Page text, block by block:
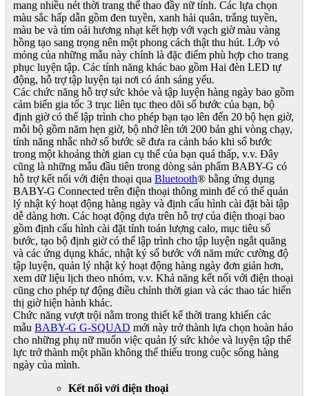
mang nhiều nét thời trang thể thao đầy nữ tính. Các lựa chọn
màu sắc hấp dẫn gồm đen tuyền, xanh hải quân, trắng tuyền,
màu be và tím oải hương nhạt kết hợp với vạch giờ màu vàng
hồng tạo sang trọng nên một phong cách thật thu hút. Lớp vỏ
mỏng của những mẫu này chính là đặc điểm phù hợp cho trang
phục luyện tập. Các tính năng khác bao gồm Hai đèn LED tự
động, hỗ trợ tập luyện tại nơi có ánh sáng yếu.
Các chức năng hỗ trợ sức khỏe và tập luyện hàng ngày bao gồm
cảm biến gia tốc 3 trục liên tục theo dõi số bước của bạn, bộ
định giờ có thể lập trình cho phép bạn tạo lên đến 20 bộ hẹn giờ,
mỗi bộ gồm năm hẹn giờ, bộ nhớ lên tới 200 bản ghi vòng chạy,
tính năng nhắc nhở số bước sẽ đưa ra cảnh báo khi số bước
trong một khoảng thời gian cụ thể của bạn quá thấp, v.v. Đây
cũng là những mẫu đầu tiên trong dòng sản phẩm BABY-G có
hỗ trợ kết nối với điện thoại qua Bluetooth® bằng ứng dụng
BABY-G Connected trên điện thoại thông minh để có thể quản
lý nhật ký hoạt động hàng ngày và định cấu hình cài đặt bài tập
dễ dàng hơn. Các hoạt động dựa trên hỗ trợ của điện thoại bao
gồm định cấu hình cài đặt tính toán lượng calo, mục tiêu số
bước, tạo bộ định giờ có thể lập trình cho tập luyện ngắt quãng
và các ứng dụng khác, nhật ký số bước với năm mức cường độ
tập luyện, quản lý nhật ký hoạt động hàng ngày đơn giản hơn,
xem dữ liệu lịch theo nhóm, v.v. Khả năng kết nối với điện thoại
cũng cho phép tự động điều chỉnh thời gian và các thao tác hiển
thị giờ hiện hành khác.
Chức năng vượt trội nằm trong thiết kế thời trang khiến các
mẫu BABY-G G-SQUAD mới này trở thành lựa chọn hoàn hảo
cho những phụ nữ muốn việc quản lý sức khỏe và luyện tập thể
lực trở thành một phần không thể thiếu trong cuộc sống hàng
ngày của mình.
Kết nối với điện thoại